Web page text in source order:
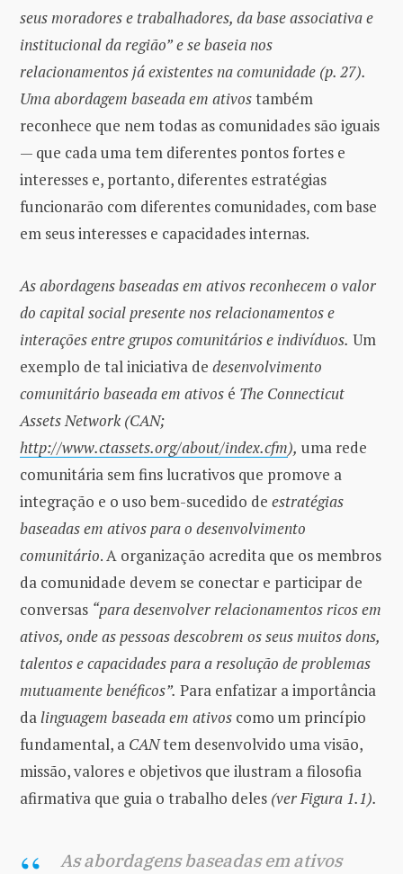
seus moradores e trabalhadores, da base associativa e
institucional da região”e se baseia nos
relacionamentos já existentes na comunidade (p. 27).
Uma abordagem baseada em ativostambém
reconhece que nem todas as comunidades são iguais
— que cada uma tem diferentes pontos fortes e
interesses e, portanto, diferentes estratégias
funcionarão com diferentes comunidades, com base
em seus interesses e capacidades internas.
As abordagens baseadas em ativos reconhecem o valor
do capital social presente nos relacionamentos e
interações entre grupos comunitários e indivíduos. Um
exemplo de tal iniciativa de desenvolvimento
comunitário baseada em ativos é The Connecticut
Assets Network (CAN;
http://www.ctassets.org/about/index.cfm), uma rede
comunitária sem fins lucrativos que promove a
integração e o uso bem-sucedido de estratégias
baseadas em ativospara o desenvolvimento
comunitário. A organização acredita que os membros
da comunidade devem se conectar e participar de
conversas “para desenvolver relacionamentos ricos em
ativos, onde as pessoas descobrem os seus muitos dons,
talentos e capacidades para a resolução de problemas
mutuamente benéficos”. Para enfatizar a importância
dalinguagem baseada em ativos como um princípio
fundamental, a CANtem desenvolvido uma visão,
missão, valores e objetivos que ilustram a filosofia
afirmativa que guia o trabalho deles (ver Figura 1.1).
As abordagens baseadas em ativos